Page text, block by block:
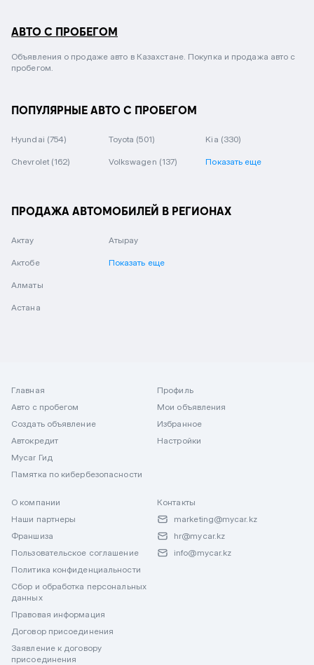
АВТО С ПРОБЕГОМ
Объявления о продаже авто в Казахстане. Покупка и продажа авто с
пробегом.
ПОПУЛЯРНЫЕ АВТО С ПРОБЕГОМ
Hyundai (754) Toyota (501) Kia (330)
Chevrolet (162) Volkswagen (137) Показать еще
ПРОДАЖА АВТОМОБИЛЕЙ В РЕГИОНАХ
Актау
Актобе
Алматы
Астана
Атырау
Показать еще
Главная
Авто с пробегом
Создать объявление
Автокредит
Mycar Гид
Памятка по кибербезопасности
Профиль
Мои объявления
Избранное
Настройки
О компании
Наши партнеры
Франшиза
Пользовательское соглашение
Политика конфиденциальности
Сбор и обработка персональных
данных
Правовая информация
Договор присоединения
Заявление к договору
присоединения
Контакты
marketing@mycar.kz
hr@mycar.kz
info@mycar.kz